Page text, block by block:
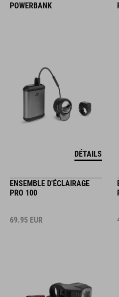
POWERBANK
DÉTAILS
ENSEMBLE D'ÉCLAIRAGE
PRO 100
69.95 EUR